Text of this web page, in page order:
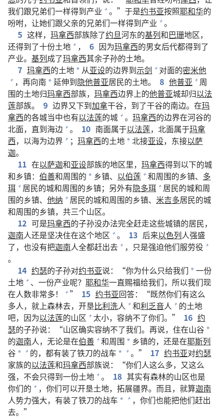
我们跟兄弟们一样得到产业 + 。”于是约书亚按照耶和华的
吩咐，让她们跟父亲的兄弟们一样得到产业 + 。
5 这样， 玛拿西部族除了约旦河东的基列和巴珊地区，
还得到了十份土地 + ， 6 因为玛拿西的男女后代都得到了
产业。 基列成了玛拿西其余子孙的土地。
7 玛拿西的土地 * 从亚设的边界到示剑 + 对面的密米他
+ ，再向南 *延伸到隐他普亚居民的土地。 8 他普亚 + 周
围的土地归玛拿西部族， 玛拿西边界上的他普亚城却归以法
莲部族。 9 边界又下到加拿干谷，到了干谷的南边。在玛
拿西的各城当中也有以法莲的城 + 。 玛拿西的边界在河谷的
北面，直到海边 + 。 10 南面属于以法莲，北面属于玛拿
西，以海为边界 + ； 玛拿西的土地 *北接亚设，东接以萨
迦。
11 在以萨迦和亚设部族的地区里， 玛拿西得到以下的城
和乡镇： 伯善和周围的 * 乡镇、 以伯莲 + 和周围的乡镇、 多
珥 + 居民的城和周围的乡镇；另外有隐多珥 + 居民的城和周
围的乡镇、 他纳 + 居民的城和周围的乡镇、 米吉多居民的城
和周围的乡镇，共三个山区。
12 可是玛拿西的子孙没办法完全赶走这些城镇的居民，
迦南人还是坚决住在这个地区 + 。 13 后来以色列人强盛
了，也没有把迦南人全都赶出去 + ，只是强迫他们服劳役 +
。
14 约瑟的子孙对约书亚说：“你为什么只给我们 *一份
土地 + 、一份产业呢？ 耶和华一直赐福给我们，所以我们现
在人数非常多！
+ ” 15 约书亚回答：“既然你们有这么
多人，就上森林去，开垦比利洗人 + 和利乏音人 + 的土地
吧，因为以法莲的山区 + 太小，容纳不了你们。” 16 约
瑟的子孙说：“山区确实容纳不了我们。再说，住在山谷 *
的迦南人，无论是在伯善 + 和周围 * 乡镇的，还是在耶斯列
谷 * + 的，都有装了铁刀的战车 * + 。” 17 约书亚对约瑟
家族的以法莲和玛拿西部族说：“你们人这么多，又这么
强，不会只得到一份土地 + 。 18 其实有森林的山区也是
你们的 + ，你们可以开垦土地，拓展疆界。而且，就算迦南
人势力强大，有装了铁刀的战车 * + ，你们也能把他们赶出
去。”